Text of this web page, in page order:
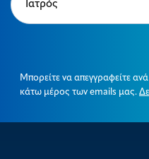
(Required)
Μπορείτε να απεγγραφείτε
κάτω μέρος των emails μας.